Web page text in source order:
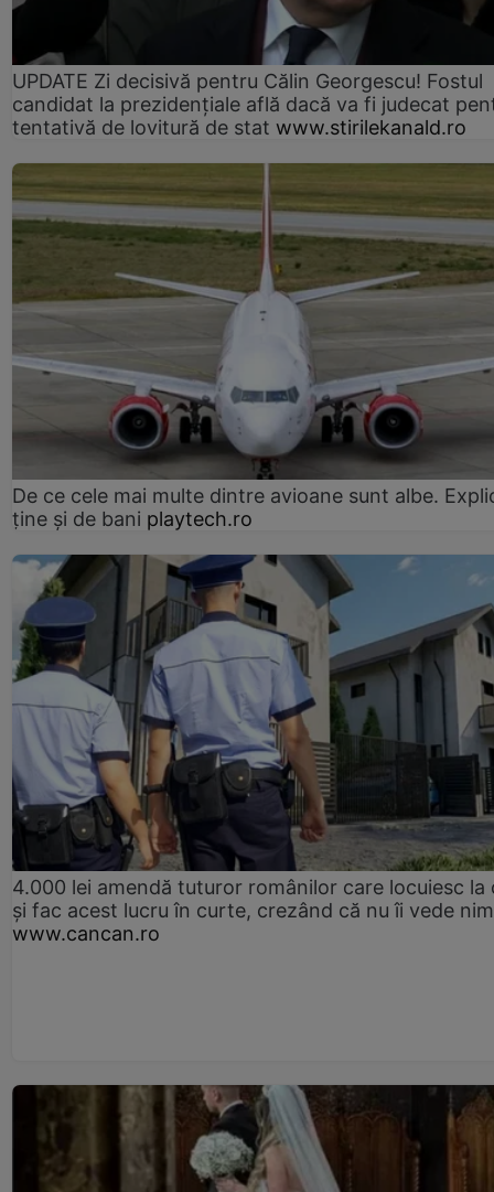
UPDATE Zi decisivă pentru Călin Georgescu! Fostul
candidat la prezidențiale află dacă va fi judecat
tentativă de lovitură de stat www.stirilekanald.ro
De ce cele mai multe dintre avioane sunt albe.
ține și de bani playtech.ro
4.000 lei amendă tuturor românilor care locuiesc la
și fac acest lucru în curte, crezând că nu îi vede
www.cancan.ro